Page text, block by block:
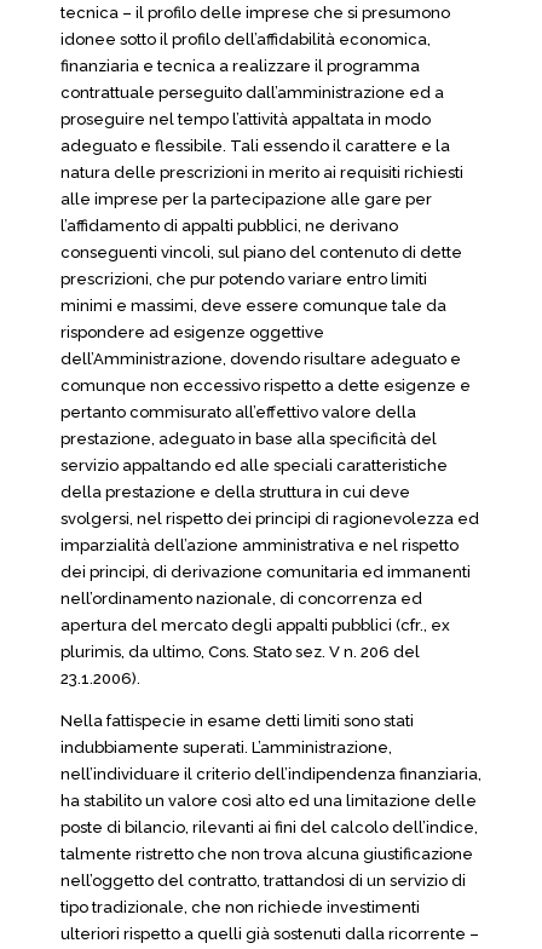
tecnica – il profilo delle imprese che si presumono
idonee sotto il profilo dell’affidabilità economica,
finanziaria e tecnica a realizzare il programma
contrattuale perseguito dall’amministrazione ed a
proseguire nel tempo l’attività appaltata in modo
adeguato e flessibile. Tali essendo il carattere e la
natura delle prescrizioni in merito ai requisiti richiesti
alle imprese per la partecipazione alle gare per
l’affidamento di appalti pubblici, ne derivano
conseguenti vincoli, sul piano del contenuto di dette
prescrizioni, che pur potendo variare entro limiti
minimi e massimi, deve essere comunque tale da
rispondere ad esigenze oggettive
dell’Amministrazione, dovendo risultare adeguato e
comunque non eccessivo rispetto a dette esigenze e
pertanto commisurato all’effettivo valore della
prestazione, adeguato in base alla specificità del
servizio appaltando ed alle speciali caratteristiche
della prestazione e della struttura in cui deve
svolgersi, nel rispetto dei principi di ragionevolezza ed
imparzialità dell’azione amministrativa e nel rispetto
dei principi, di derivazione comunitaria ed immanenti
nell’ordinamento nazionale, di concorrenza ed
apertura del mercato degli appalti pubblici (cfr., ex
plurimis, da ultimo, Cons. Stato sez. V n. 206 del
23.1.2006).
Nella fattispecie in esame detti limiti sono stati
indubbiamente superati. L’amministrazione,
nell’individuare il criterio dell’indipendenza finanziaria,
ha stabilito un valore così alto ed una limitazione delle
poste di bilancio, rilevanti ai fini del calcolo dell’indice,
talmente ristretto che non trova alcuna giustificazione
nell’oggetto del contratto, trattandosi di un servizio di
tipo tradizionale, che non richiede investimenti
ulteriori rispetto a quelli già sostenuti dalla ricorrente –